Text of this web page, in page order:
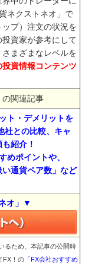
ネクストネオ」で
プ）注文の状況を
資家が参考にして
まざまなレベルを
投資情報コンテンツ
の関連記事
ト・デメリットを
社との比較、キャ
紹介！
めポイントや、
い通貨ペア数」など
オ」▼
るため、本記事の公開時
FX！の 「FX会社おすすめ